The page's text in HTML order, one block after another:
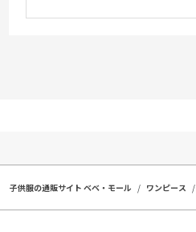
子供服の通販サイト ベベ・モール ワンピース